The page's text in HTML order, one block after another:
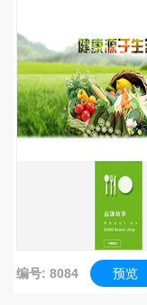
编号: 8084 预览